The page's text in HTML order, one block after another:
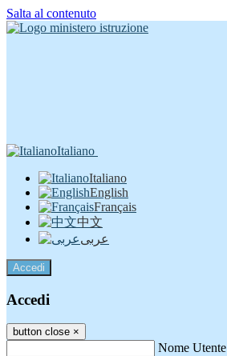
Salta al contenuto
Italiano
Italiano
English
Français
中文
عربى
Accedi
Accedi
button close ×
Nome Utente